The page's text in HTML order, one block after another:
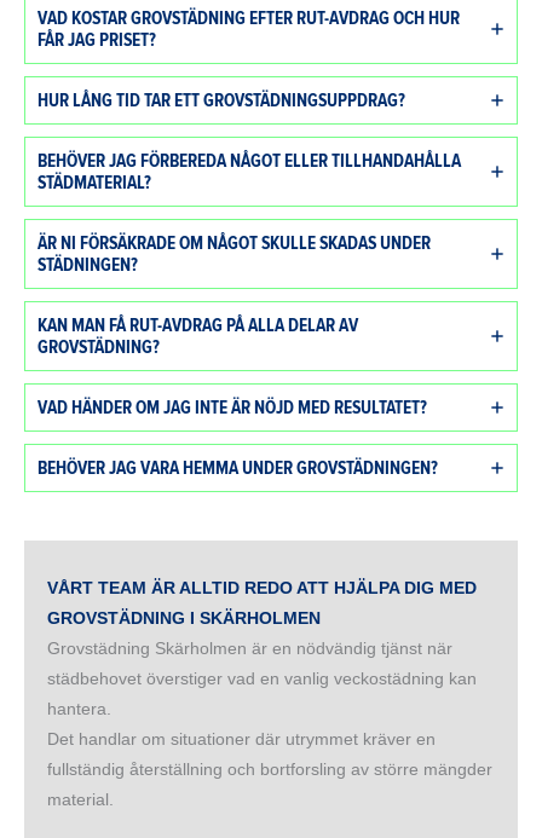
VAD KOSTAR GROVSTÄDNING EFTER RUT-AVDRAG OCH HUR
FÅR JAG PRISET?
HUR LÅNG TID TAR ETT GROVSTÄDNINGSUPPDRAG?
BEHÖVER JAG FÖRBEREDA NÅGOT ELLER TILLHANDAHÅLLA
STÄDMATERIAL?
ÄR NI FÖRSÄKRADE OM NÅGOT SKULLE SKADAS UNDER
STÄDNINGEN?
KAN MAN FÅ RUT-AVDRAG PÅ ALLA DELAR AV
GROVSTÄDNING?
VAD HÄNDER OM JAG INTE ÄR NÖJD MED RESULTATET?
BEHÖVER JAG VARA HEMMA UNDER GROVSTÄDNINGEN?
VÅRT TEAM ÄR ALLTID REDO ATT HJÄLPA DIG MED
GROVSTÄDNING I SKÄRHOLMEN
Grovstädning Skärholmen är en nödvändig tjänst när
städbehovet överstiger vad en vanlig veckostädning kan
hantera.
Det handlar om situationer där utrymmet kräver en
fullständig återställning och bortforsling av större mängder
material.